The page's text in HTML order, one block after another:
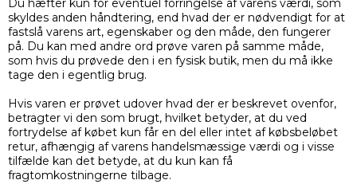
Du hæfter kun for eventuel forringelse af varens værdi, som
skyldes anden håndtering, end hvad der er nødvendigt for at
fastslå varens art, egenskaber og den måde, den fungerer
på. Du kan med andre ord prøve varen på samme måde,
som hvis du prøvede den i en fysisk butik, men du må ikke
tage den i egentlig brug.
Hvis varen er prøvet udover hvad der er beskrevet ovenfor,
betragter vi den som brugt, hvilket betyder, at du ved
fortrydelse af købet kun får en del eller intet af købsbeløbet
retur, afhængig af varens handelsmæssige værdi og i visse
tilfælde kan det betyde, at du kun kan få
fragtomkostningerne tilbage.